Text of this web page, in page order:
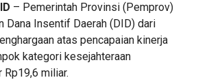
– Pemerintah Provinsi (Pemprov)
Dana Insentif Daerah (DID) dari
atas pencapaian kinerja
kategori kesejahteraan
miliar.